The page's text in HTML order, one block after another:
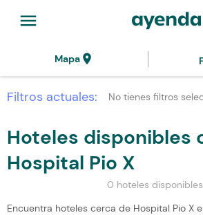
menu
Mapalocation_on
Filtros actuales: No tienes filtros
Hoteles disponibles
Hospital Pio X
0 hoteles disponibles
Encuentra hoteles cerca de Hospital Pio X